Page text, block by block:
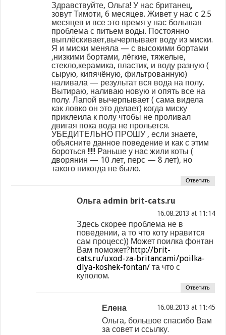
Здравствуйте, Ольга! У нас британец,
зовут Тимоти, 6 месяцев. Живет у нас с 2.5
месяцев и все это время у нас большая
проблема с питьем воды. Постоянно
выплёскивает,вычерпывает воду из миски.
Я и миски меняла — с высокими бортами
,низкими бортами, лёгкие, тяжелые,
стекло,керамика, пластик, и воду разную (
сырую, кипячёную, фильтрованную)
наливала — результат вся вода на полу.
Вытираю, наливаю новую и опять все на
полу. Лапой вычерпывает ( сама видела
как ловко он это делает) когда миску
приклеила к полу чтобы не проливал
двигая пока вода не прольется.
УБЕДИТЕЛЬНО ПРОШУ , если знаете,
объясните данное поведение и как с этим
бороться !!!!! Раньше у нас жили коты (
дворянин — 10 лет, перс — 8 лет), но
такого никогда не было.
Ответить
Ольга admin brit-cats.ru
at
Здесь скорее проблема не в
поведении, а то что коту нравится
сам процесс)) Может поилка фонтан
Вам поможет? http://brit-
cats.ru/uxod-za-britancami/poilka-
dlya-koshek-fontan/ та что с
куполом.
Ответить
Елена at
Ольга, большое спасибо Вам
за совет и ссылку.